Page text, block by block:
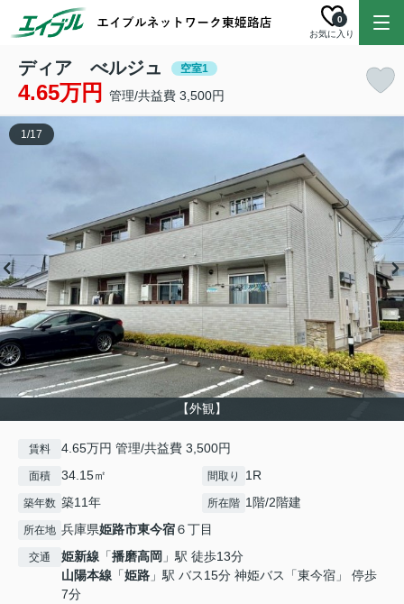
お気に入り
0
ディア べルジュ 空室1
4.65万円 管理/共益費 3,500円
【外観】
1/17
賃料 4.65万円 管理/共益費 3,500円
面積 34.15㎡ 間取り 1R
築年数 築11年 所在階 1階/2階建
所在地 兵庫県姫路市東今宿６丁目
交通 姫新線 「播磨高岡 」駅 徒歩13分
山陽本線 「姫路 」駅 バス15分 神姫バス「東今宿」 停歩
7分